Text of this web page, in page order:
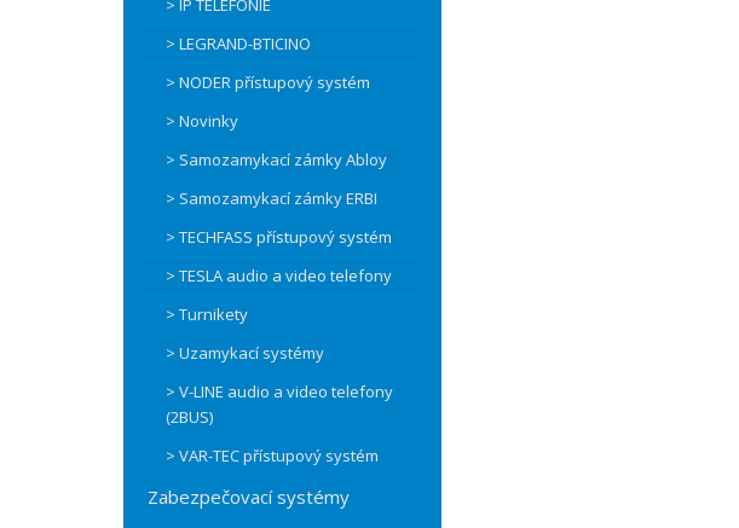
> LEGRAND-BTICINO
> NODER přístupový systém
> Novinky
> Samozamykací zámky Abloy
> Samozamykací zámky ERBI
> TECHFASS přístupový systém
> TESLA audio a video telefony
> Turnikety
> Uzamykací systémy
> V-LINE audio a video telefony
(2BUS)
> VAR-TEC přístupový systém
Zabezpečovací systémy